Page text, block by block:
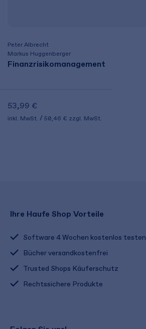
Peter Albrecht
Markus Huggenberger
Finanzrisikomanagement
53,99 €
inkl. MwSt. 50,46 € zzgl. MwSt.
Ihre Haufe Shop Vorteile
Software 4 Wochen kostenlos testen
Bücher versandkostenfrei
Trusted Shops Käuferschutz
Rechtssichere Produkte